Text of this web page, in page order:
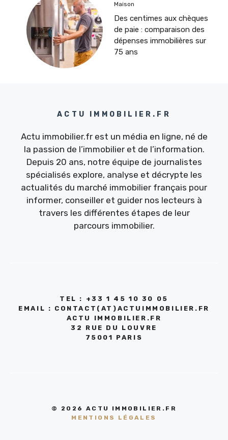
Maison
Des centimes aux chèques
de paie : comparaison des
dépenses immobilières sur
75 ans
ACTU IMMOBILIER.FR
Actu immobilier.fr est un média en ligne, né de
la passion de l’immobilier et de l’information.
Depuis 20 ans, notre équipe de journalistes
spécialisés explore, analyse et décrypte les
actualités du marché immobilier français pour
informer, conseiller et guider nos lecteurs à
travers les différentes étapes de leur
parcours immobilier.
TEL : +33 1 45 10 30 05
EMAIL : CONTACT(AT)ACTUIMMOBILIER.FR
ACTU IMMOBILIER.FR
32 RUE DU LOUVRE
75001 PARIS
© 2026 ACTU IMMOBILIER.FR
MENTIONS LÉGALES